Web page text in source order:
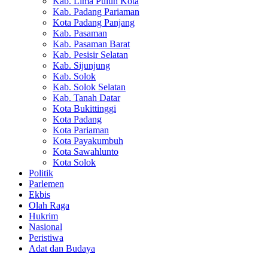
Kab. Padang Pariaman
Kota Padang Panjang
Kab. Pasaman
Kab. Pasaman Barat
Kab. Pesisir Selatan
Kab. Sijunjung
Kab. Solok
Kab. Solok Selatan
Kab. Tanah Datar
Kota Bukittinggi
Kota Padang
Kota Pariaman
Kota Payakumbuh
Kota Sawahlunto
Kota Solok
Politik
Parlemen
Ekbis
Olah Raga
Hukrim
Nasional
Peristiwa
Adat dan Budaya